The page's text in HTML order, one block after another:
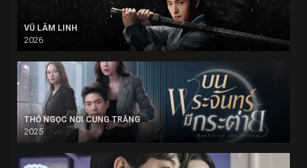
VŨ LÂM LINH
2026
THỎ NGỌC NƠI CUNG TRĂNG
2025